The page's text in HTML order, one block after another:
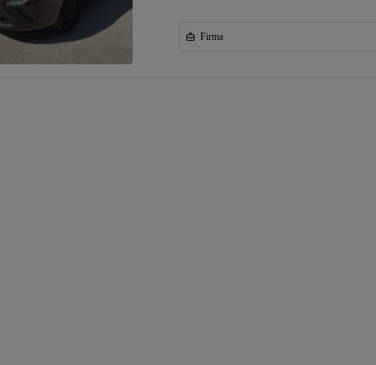
Firma